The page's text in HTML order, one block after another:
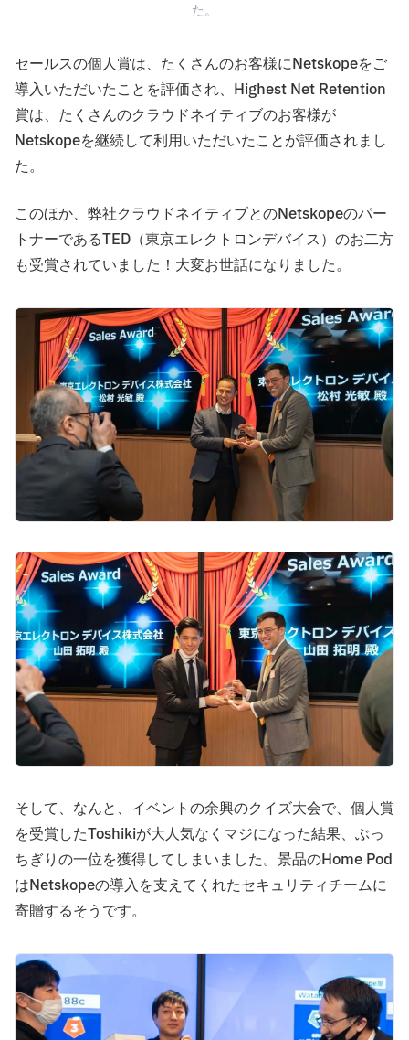
た。
セールスの個人賞は、たくさんのお客様にNetskopeをご
導入いただいたことを評価され、Highest Net Retention
賞は、たくさんのクラウドネイティブのお客様が
Netskopeを継続して利用いただいたことが評価されまし
た。
このほか、弊社クラウドネイティブとのNetskopeのパー
トナーであるTED（東京エレクトロンデバイス）のお二方
も受賞されていました！大変お世話になりました。
そして、なんと、イベントの余興のクイズ大会で、個人賞
を受賞したToshikiが大人気なくマジになった結果、ぶっ
ちぎりの一位を獲得してしまいました。景品のHome Pod
はNetskopeの導入を支えてくれたセキュリティチームに
寄贈するそうです。